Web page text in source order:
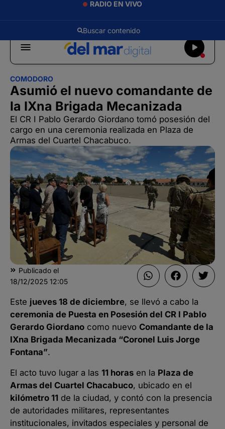
RADIO EN VIVO
COMODORO
Asumió el nuevo comandante de
la IXna Brigada Mecanizada
El CR I Pablo Gerardo Giordano tomó posesión del
cargo en una ceremonia realizada en Plaza de
Armas del Cuartel Chacabuco.
Publicado el
18/12/2025 12:05
Este jueves 18 de diciembre, se llevó a cabo la
ceremonia de Puesta en Posesión del CR I Pablo
Gerardo Giordano como nuevo Comandante de la
IXna Brigada Mecanizada “Coronel Luis Jorge
Fontana”.
El acto tuvo lugar a las 11 horas en la Plaza de
Armas del Cuartel Chacabuco, ubicado en el
kilómetro 11 de la ciudad, y contó con la presencia
de autoridades militares, representantes
institucionales, invitados especiales y personal de